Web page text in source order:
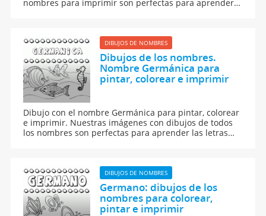
nombres para imprimir son perfectas para aprender a
DIBUJOS DE NOMBRES
Dibujos de los nombres.
Nombre Germánica para
pintar, colorear e imprimir
Dibujo con el nombre Germánica para pintar, colorear
e imprimir. Nuestras imágenes con dibujos de todos
los nombres son perfectas para aprender las letras
DIBUJOS DE NOMBRES
Germano: dibujos de los
nombres para colorear,
pintar e imprimir